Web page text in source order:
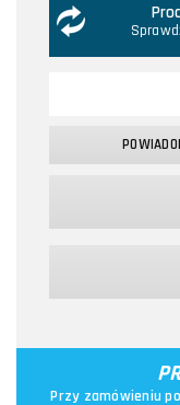
Przy zamówieniu